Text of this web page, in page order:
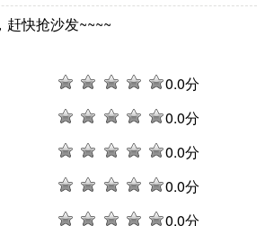
赶快抢沙发~~~~
0.0分
0.0分
0.0分
0.0分
0.0分